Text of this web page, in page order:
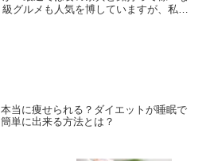
級グルメも人気を博していますが、私た
本当に痩せられる？ダイエットが睡眠で
簡単に出来る方法とは？